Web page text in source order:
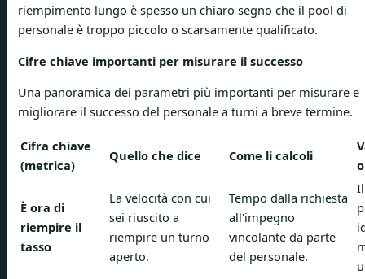
riempimento lungo è spesso un chiaro segno che il pool di
personale è troppo piccolo o scarsamente qualificato.
Cifre chiave importanti per misurare il successo
Una panoramica dei parametri più importanti per misurare e
migliorare il successo del personale a turni a breve termine.
Cifra chiave
(metrica)
Quello che dice Come li calcoli
È ora di
riempire il
tasso
La velocità con cui
sei riuscito a
riempire un turno
aperto.
Tempo dalla richiesta
all'impegno
vincolante da parte
del personale.